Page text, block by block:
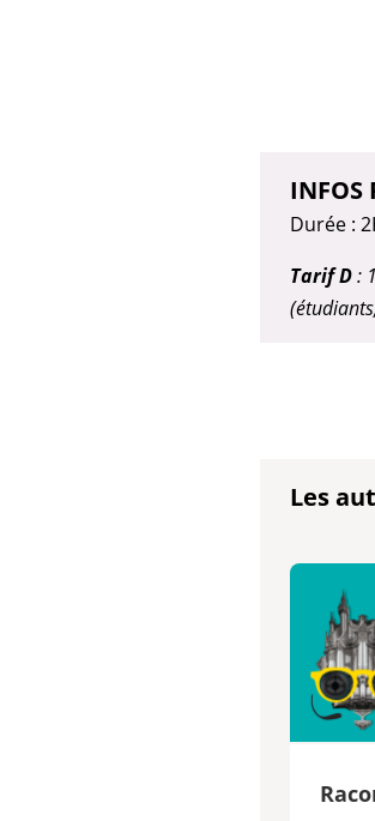
INFOS
Durée :
Tarif D:
Les